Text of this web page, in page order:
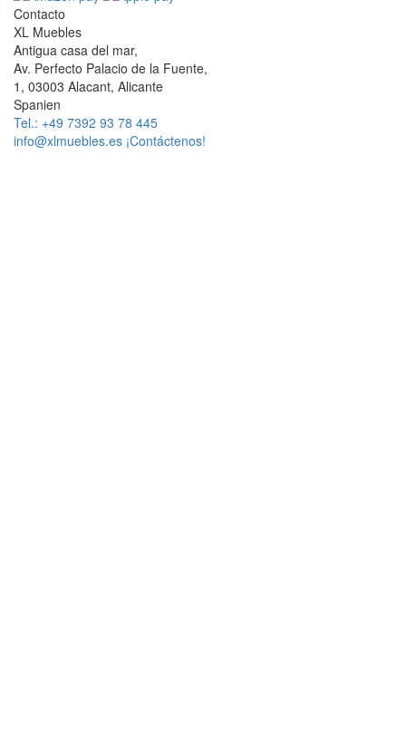
Contacto
XL Muebles
Antigua casa del mar,
Av. Perfecto Palacio de la Fuente,
1, 03003 Alacant, Alicante
Spanien
Tel.: +49 7392 93 78 445
info@xlmuebles.es ¡Contáctenos!